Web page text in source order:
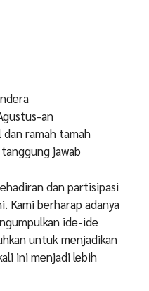
an
dan ramah tamah
jawab
dan partisipasi
Kami berharap adanya
ide-ide
untuk menjadikan
ini menjadi lebih